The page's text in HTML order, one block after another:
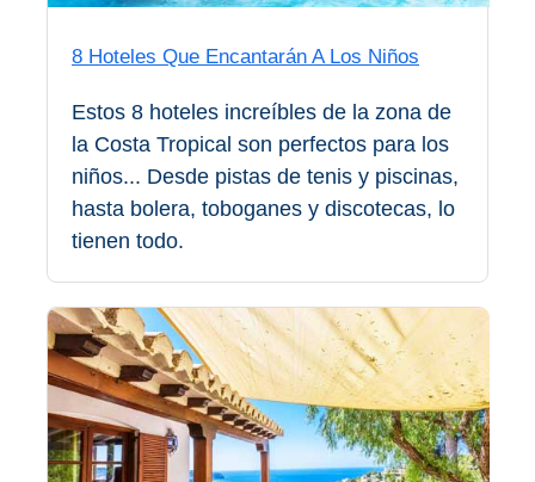
Buceo
Deportes
Acuáticos
Kayak
Lanchas
Bicicletas
Parapente
Tours de
Aventura
8 Hoteles Que Encantarán A Los Niños
Estos 8 hoteles increíbles de la zona de
la Costa Tropical son perfectos para los
niños... Desde pistas de tenis y piscinas,
hasta bolera, toboganes y discotecas, lo
tienen todo.